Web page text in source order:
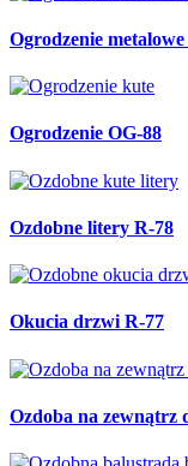
Ogrodzenie
Ogrodzenie OG-88
Ozdobne litery R-78
Okucia drzwi R-77
Ozdoba na zewnątrz